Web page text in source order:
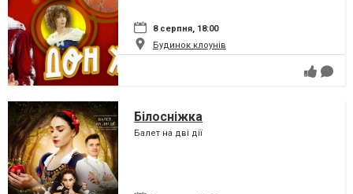
8 серпня, 18:00
Будинок клоунів
Білосніжка
Балет на дві дії